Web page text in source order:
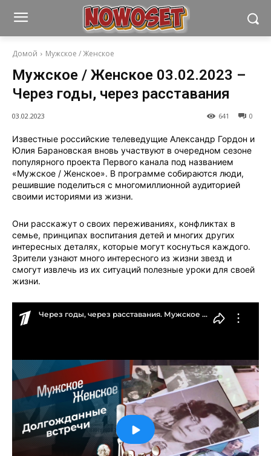
Домой Мужское / Женское
Мужское / Женское 03.02.2023 –
Через годы, через расставания
0
641
03.02.2023
Известные российские телеведущие Александр Гордон и
Юлия Барановская вновь участвуют в очередном сезоне
популярного проекта Первого канала под названием
«Мужское / Женское». В программе собираются люди,
решившие поделиться с многомиллионной аудиторией
своими историями из жизни.
Они расскажут о своих переживаниях, конфликтах в
семье, принципах воспитания детей и многих других
интересных деталях, которые могут коснуться каждого.
Зрители узнают много интересного из жизни звезд и
смогут извлечь из их ситуаций полезные уроки для своей
жизни.